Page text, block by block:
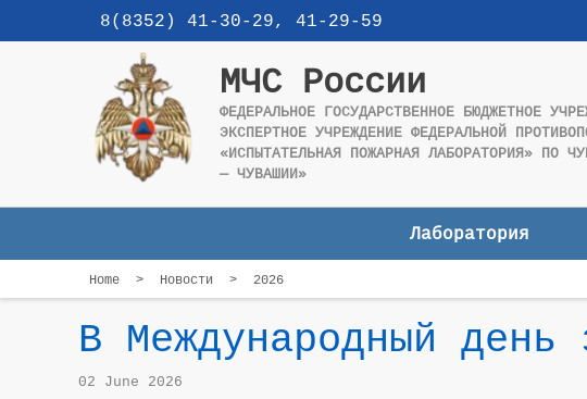
8(8352) 41-30-29, 41-29-59
МЧС России
ФЕДЕРАЛЬНОЕ ГОСУДАРСТВЕННОЕ БЮДЖЕТНОЕ
ЭКСПЕРТНОЕ УЧРЕЖДЕНИЕ ФЕДЕРАЛЬНОЙ
«ИСПЫТАТЕЛЬНАЯ ПОЖАРНАЯ ЛАБОРАТОРИЯ» ПО
— ЧУВАШИИ»
Лаборатория
Home > Новости > 2026
В Международный день
02 June 2026